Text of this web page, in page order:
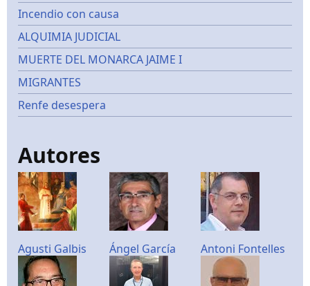
Incendio con causa
ALQUIMIA JUDICIAL
MUERTE DEL MONARCA JAIME I
MIGRANTES
Renfe desespera
Autores
Agusti Galbis Ángel García Antoni Fontelles